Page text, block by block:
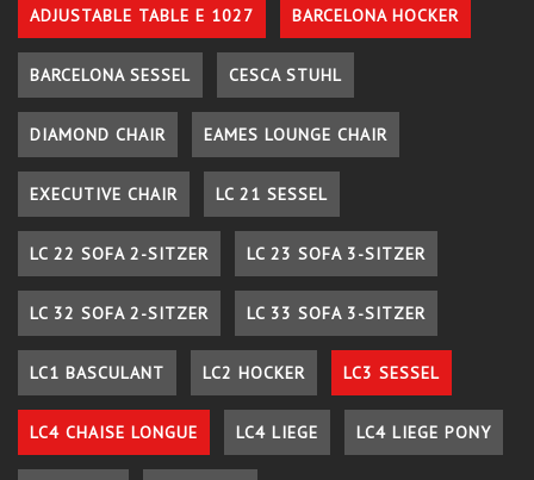
ADJUSTABLE TABLE E 1027 BARCELONA HOCKER
BARCELONA SESSEL CESCA STUHL
DIAMOND CHAIR EAMES LOUNGE CHAIR
EXECUTIVE CHAIR LC 21 SESSEL
LC 22 SOFA 2-SITZER LC 23 SOFA 3-SITZER
LC 32 SOFA 2-SITZER LC 33 SOFA 3-SITZER
LC1 BASCULANT LC2 HOCKER LC3 SESSEL
LC4 CHAISE LONGUE LC4 LIEGE LC4 LIEGE PONY